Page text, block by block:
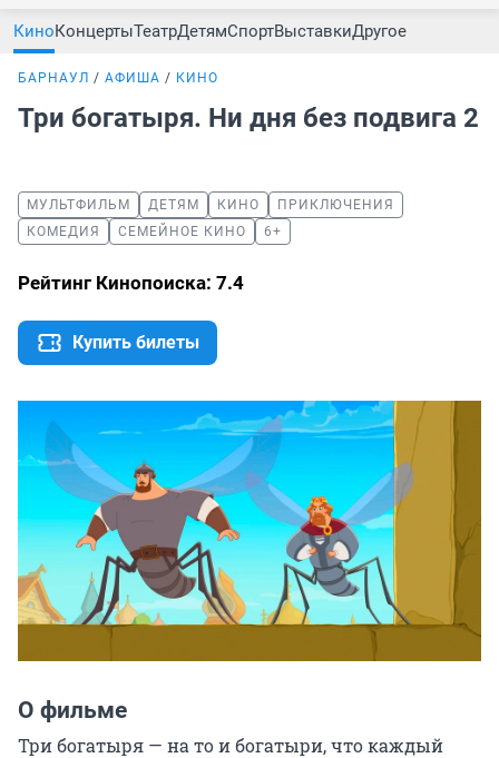
КиноКонцертыТеатрДетямСпортВыставкиДругое
БАРНАУЛ АФИША КИНО
Три богатыря. Ни дня без подвига 2
МУЛЬТФИЛЬМ ДЕТЯМ КИНО
ПРИКЛЮЧЕНИЯ
КОМЕДИЯ
СЕМЕЙНОЕ КИНО 6+
Рейтинг Кинопоиска: 7.4
Купить билеты
О фильме
Три богатыря — на то и богатыри, что каждый